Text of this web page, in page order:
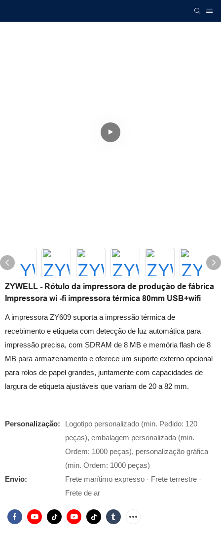
ZYWELL - Rótulo da impressora de produção de fábrica
Impressora wi -fi impressora térmica 80mm USB+wifi
A impressora ZY609 suporta a impressão térmica de
recebimento e etiqueta com detecção de luz automática para
impressão precisa, com SDRAM de 8 MB e memória flash de 8
MB para armazenamento e oferece um suporte externo opcional
para rolos de papel grandes, juntamente com capacidades de
largura de etiqueta ajustáveis ​​que variam de 20 a 82 mm.
Personalização:
Logotipo personalizado (min. Pedido: 120
peças), embalagem personalizada (min.
Ordem: 1000 peças), personalização gráfica
(min. Ordem: 1000 peças)
Envio:
Frete marítimo expresso · Frete terrestre ·
Frete de ar